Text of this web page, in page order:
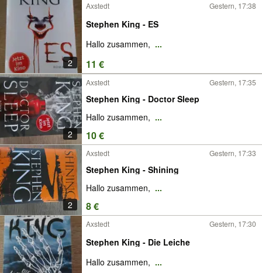
2
Axstedt Gestern, 17:38
Stephen King - ES
Hallo zusammen, ...
11 €
2
Axstedt Gestern, 17:35
Stephen King - Doctor Sleep
Hallo zusammen, ...
10 €
2
Axstedt Gestern, 17:33
Stephen King - Shining
Hallo zusammen, ...
8 €
Axstedt Gestern, 17:30
Stephen King - Die Leiche
Hallo zusammen, ...